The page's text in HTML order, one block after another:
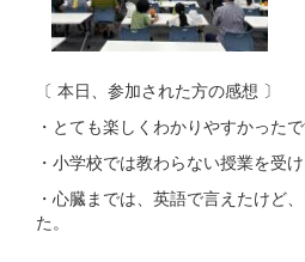
〔 本日、参加された方の感想 〕
・とても楽しくわかりやすかったで
・小学校では教わらない授業を受
・心臓までは、英語で言えたけど
た。